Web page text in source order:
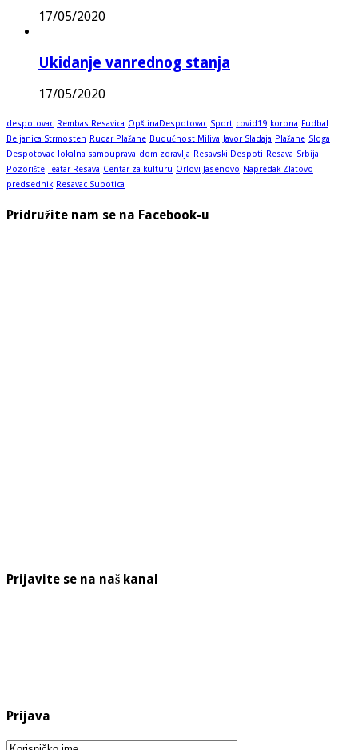
17/05/2020
Ukidanje vanrednog stanja
17/05/2020
despotovac Rembas Resavica OpštinaDespotovac Sport covid19 korona Fudbal
Beljanica Strmosten Rudar Plažane Budućnost Miliva Javor Sladaja Plažane Sloga
Despotovac lokalna samouprava dom zdravlja Resavski Despoti Resava Srbija
Pozorište Teatar Resava Centar za kulturu Orlovi Jasenovo Napredak Zlatovo
predsednik Resavac Subotica
Pridružite nam se na Facebook-u
Prijavite se na naš kanal
Prijava